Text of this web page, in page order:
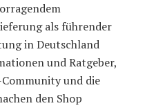
als führender
in Deutschland
und Ratgeber,
und die
den Shop